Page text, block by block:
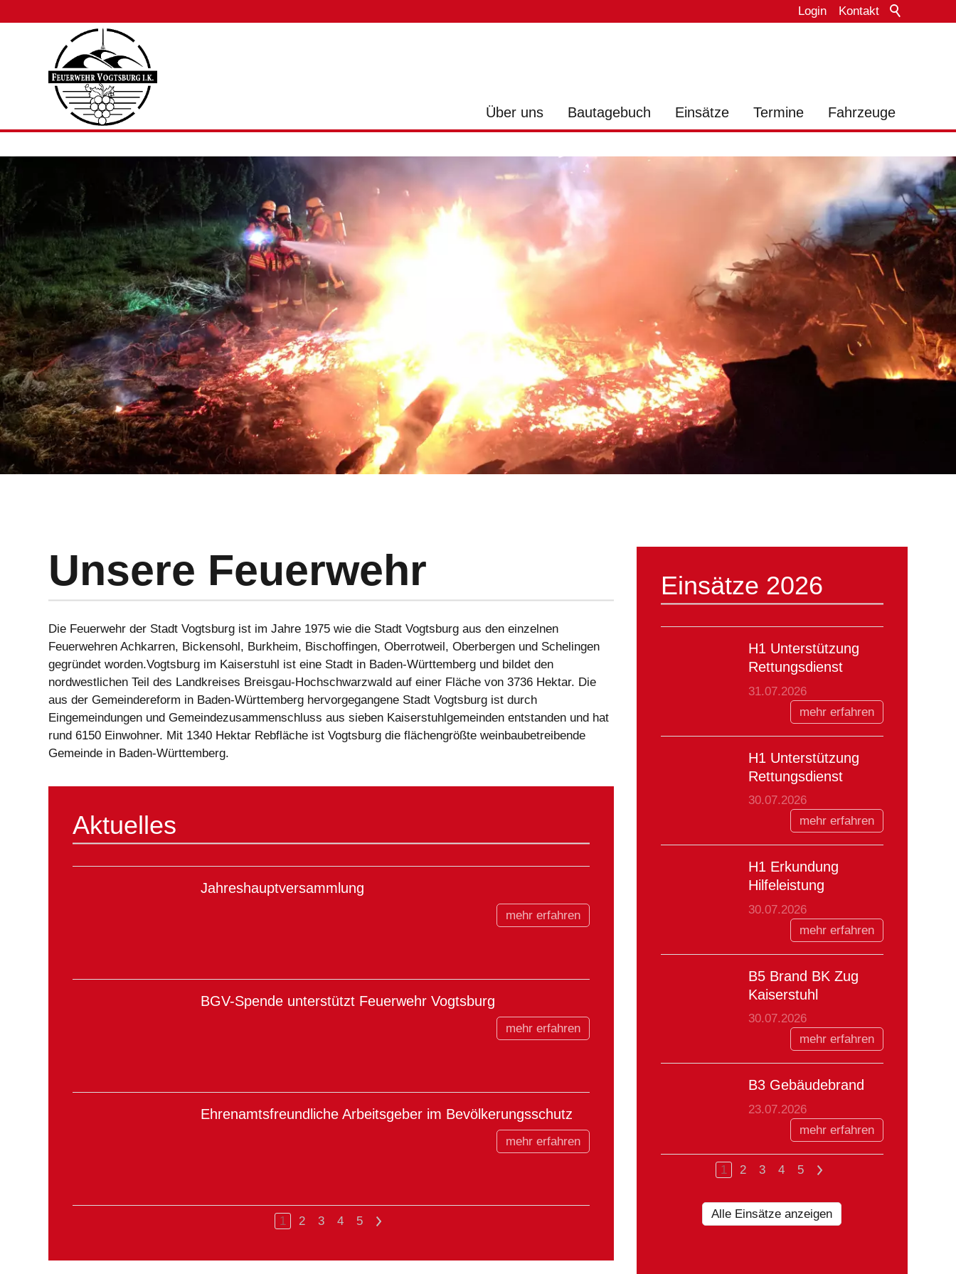
Kontakt
Login
Über uns Bautagebuch Einsätze Termine Fahrzeuge
Unsere Feuerwehr
Die Feuerwehr der Stadt Vogtsburg ist im Jahre 1975 wie die Stadt Vogtsburg aus den einzelnen
Feuerwehren Achkarren, Bickensohl, Burkheim, Bischoffingen, Oberrotweil, Oberbergen und Schelingen
gegründet worden.Vogtsburg im Kaiserstuhl ist eine Stadt in Baden-Württemberg und bildet den
nordwestlichen Teil des Landkreises Breisgau-Hochschwarzwald auf einer Fläche von 3736 Hektar. Die
aus der Gemeindereform in Baden-Württemberg hervorgegangene Stadt Vogtsburg ist durch
Eingemeindungen und Gemeindezusammenschluss aus sieben Kaiserstuhlgemeinden entstanden und hat
rund 6150 Einwohner. Mit 1340 Hektar Rebfläche ist Vogtsburg die flächengrößte weinbaubetreibende
Gemeinde in Baden-Württemberg.
Aktuelles
Jahreshauptversammlung
mehr erfahren
BGV-Spende unterstützt Feuerwehr Vogtsburg
mehr erfahren
Ehrenamtsfreundliche Arbeitsgeber im Bevölkerungsschutz
mehr erfahren
1 2 3 4 5 >
Einsätze 2026
H1 Unterstützung
Rettungsdienst
31.07.2026
mehr erfahren
H1 Unterstützung
Rettungsdienst
30.07.2026
mehr erfahren
H1 Erkundung
Hilfeleistung
30.07.2026
mehr erfahren
B5 Brand BK Zug
Kaiserstuhl
30.07.2026
mehr erfahren
B3 Gebäudebrand
23.07.2026
mehr erfahren
1 2 3 4 5 >
Alle Einsätze anzeigen